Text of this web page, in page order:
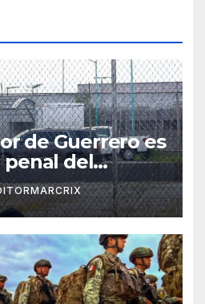
de Guerrero es
penal del
el caso